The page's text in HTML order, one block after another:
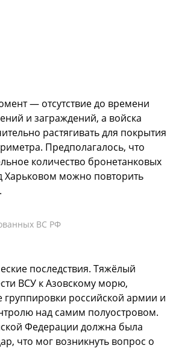
— отсутствие до времени
и заграждений, а войска
растягивать для покрытия
Предполагалось, что
количество бронетанковых
Харьковом можно повторить
ВС РФ
последствия. Тяжёлый
ВСУ к Азовскому морю,
группировки российской армии и
над самим полуостровом.
Федерации должна была
что мог возникнуть вопрос о